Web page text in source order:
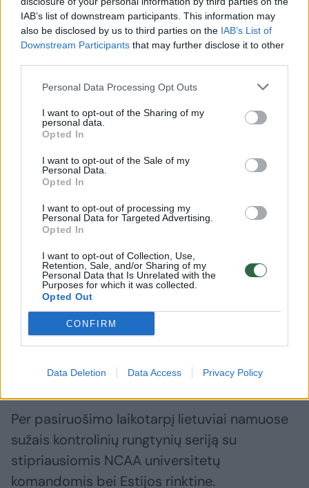
IAB’s list of downstream participants. This information may
also be disclosed by us to third parties on the IAB’s List of
Downstream Participants that may further disclose it to other
Personal Data Processing Opt Outs
I want to opt-out of the Sharing of my
personal data.
Opted In
I want to opt-out of the Sale of my
Personal Data.
Opted In
I want to opt-out of processing my
Personal Data for Targeted Advertising.
Opted In
I want to opt-out of Collection, Use,
Retention, Sale, and/or Sharing of my
Personal Data that Is Unrelated with the
Purposes for which it was collected.
Opted Out
CONFIRM
Data Deletion Data Access Privacy Policy
atsisakė atvykti į artėjantį rinktinių langą,
o šią situaciją įvertino ir rinktinės treneris
Rimas Kurtinaitis.
Paskutiniu momentu iš kandidatų sąrašo
iškrito Arnas Butkevičius, kuriam atsinaujino
senos traumos padariniai. Į nacionalinę ekipą
puolėjas Donatas Motiejūnas.
Per pasiruošimo laikotarpį lietuviai namuose
sužais kontrolinių rungtynių seriją su
stipriausiomis NCAA universitetų
komandomis bei Estijos rinktine.